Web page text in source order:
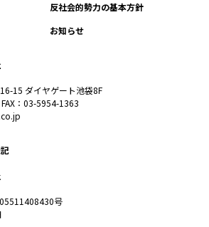
反社会的勢力の基本方針
お知らせ
15 ダイヤゲート池袋8F
：03-5954-1363
号